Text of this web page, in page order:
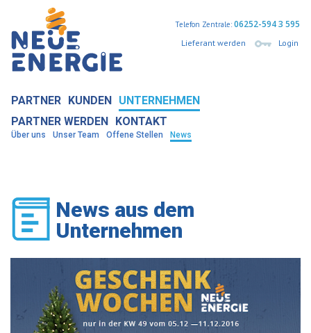
Lieferant werden Login
Telefon Zentrale:06252-594 3 595
PARTNER KUNDEN UNTERNEHMEN
Über uns Unser Team Offene Stellen News
PARTNER WERDEN KONTAKT
News aus dem
Unternehmen